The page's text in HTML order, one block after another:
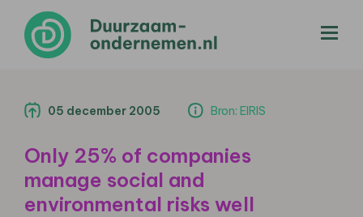
05 december 2005 Bron: EIRIS
Only 25% of companies
manage social and
environmental risks well